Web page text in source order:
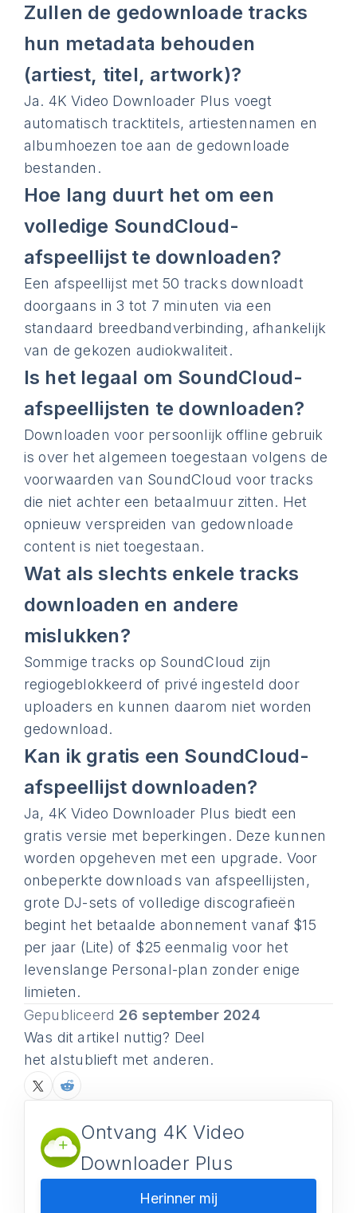
Zullen de gedownloade tracks
hun metadata behouden
(artiest, titel, artwork)?
Ja. 4K Video Downloader Plus voegt
automatisch tracktitels, artiestennamen en
albumhoezen toe aan de gedownloade
bestanden.
Hoe lang duurt het om een
volledige SoundCloud-
afspeellijst te downloaden?
Een afspeellijst met 50 tracks downloadt
doorgaans in 3 tot 7 minuten via een
standaard breedbandverbinding, afhankelijk
van de gekozen audiokwaliteit.
Is het legaal om SoundCloud-
afspeellijsten te downloaden?
Downloaden voor persoonlijk offline gebruik
is over het algemeen toegestaan volgens de
voorwaarden van SoundCloud voor tracks
die niet achter een betaalmuur zitten. Het
opnieuw verspreiden van gedownloade
content is niet toegestaan.
Wat als slechts enkele tracks
downloaden en andere
mislukken?
Sommige tracks op SoundCloud zijn
regiogeblokkeerd of privé ingesteld door
uploaders en kunnen daarom niet worden
gedownload.
Kan ik gratis een SoundCloud-
afspeellijst downloaden?
Ja, 4K Video Downloader Plus biedt een
gratis versie met beperkingen. Deze kunnen
worden opgeheven met een upgrade. Voor
onbeperkte downloads van afspeellijsten,
grote DJ-sets of volledige discografieën
begint het betaalde abonnement vanaf $15
per jaar (Lite) of $25 eenmalig voor het
levenslange Personal-plan zonder enige
limieten.
Gepubliceerd 26 september 2024
Was dit artikel nuttig? Deel
het alstublieft met anderen.
Ontvang 4K Video
Downloader Plus
Herinner mij